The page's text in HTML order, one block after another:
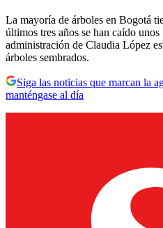
La mayoría de árboles en Bogotá
últimos tres años se han caído
administración de Claudia López
árboles sembrados.
Siga las noticias que marcan la
manténgase al día